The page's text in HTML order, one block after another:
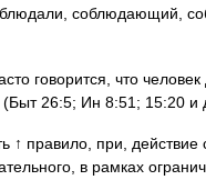
соблюдающий,
говорится, что
(Быт 26:5; Ин 8:51; 15:20
правило, при, действие
в рамках